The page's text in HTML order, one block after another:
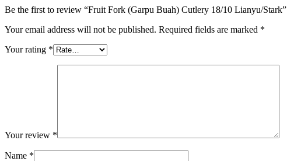
Be the first to review “Fruit Fork (Garpu Buah) Cutlery 18/10 Lianyu/Stark”
Your email address will not be published. Required fields are marked *
Your rating *
Your review *
Name *